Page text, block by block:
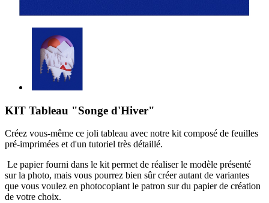
KIT Tableau "Songe d'Hiver"
Créez vous-même ce joli tableau avec notre kit composé de feuilles
pré-imprimées et d'un tutoriel très détaillé.
Le papier fourni dans le kit permet de réaliser le modèle présenté
sur la photo, mais vous pourrez bien sûr créer autant de variantes
que vous voulez en photocopiant le patron sur du papier de création
de votre choix.